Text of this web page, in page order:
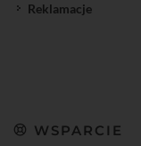
Reklamacje
WSPARCIE